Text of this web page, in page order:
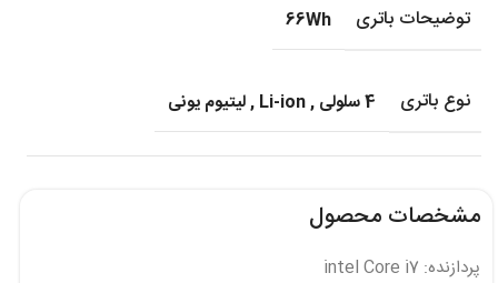
توضیحات باتری 66Wh
نوع باتری 4 سلولی ,
Li-ion
,لیتیوم یونی
مشخصات محصول
پردازنده: intel Core i7